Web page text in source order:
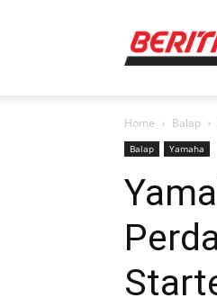
Home Balap
Balap Yamaha